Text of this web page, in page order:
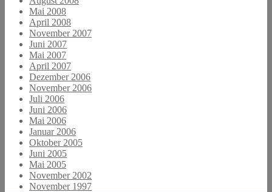
Mai 2008
April 2008
November 2007
Juni 2007
Mai 2007
April 2007
Dezember 2006
November 2006
Juli 2006
Juni 2006
Mai 2006
Januar 2006
Oktober 2005
Juni 2005
Mai 2005
November 2002
November 1997